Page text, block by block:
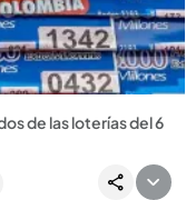
de las loterías del 6
de Cundinamarca y
ColorLoto y